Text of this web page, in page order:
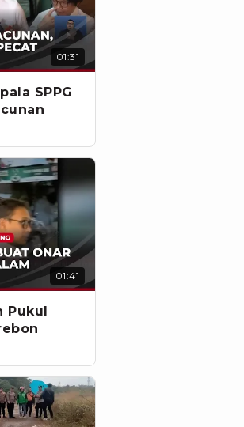
01:31
SPPG
01:41
Pukul